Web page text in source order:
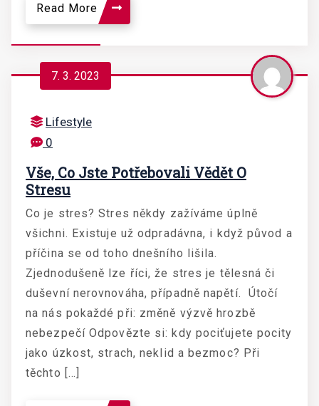
Read More
7. 3. 2023
Lifestyle
0
Vše, Co Jste Potřebovali Vědět O
Stresu
Co je stres? Stres někdy zažíváme úplně
všichni. Existuje už odpradávna, i když původ a
příčina se od toho dnešního lišila.
Zjednodušeně lze říci, že stres je tělesná či
duševní nerovnováha, případně napětí. Útočí
na nás pokaždé při: změně výzvě hrozbě
nebezpečí Odpovězte si: kdy pociťujete pocity
jako úzkost, strach, neklid a bezmoc? Při
těchto […]